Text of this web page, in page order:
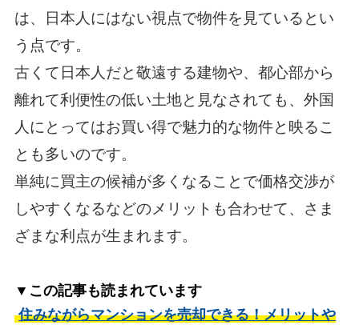
は、日本人にはない視点で物件を見ているとい
う点です。
古くて日本人だと敬遠する建物や、都心部から
離れて利便性の低い土地と見なされても、外国
人にとってはお買い得で魅力的な物件と映るこ
とも多いのです。
単純に買主の候補が多くなることで価格交渉が
しやすくなるなどのメリットも合わせて、さま
ざまな利点が生まれます。
▼この記事も読まれています
住みながらマンションを売却できる！メリットや